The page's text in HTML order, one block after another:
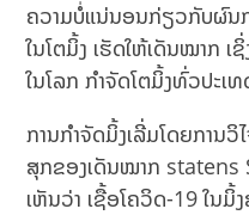
ຄວາມບໍ່ແນ່ນອນກ່ຽວກັບຜົນ
ໃນໂຕມິ້ງ ເຮັດໃຫ້ເດັນໝາກ
ໃນໂລກ ກຳຈັດໂຕມິ້ງທົ່ວປະເ
ການກຳຈັດມິ້ງເລີ່ມໂດຍການວິ
ສຸກຂອງເດັນໝາກ statens
ເຫັນວ່າ ເຊື້ອໂຄວິດ-19 ໃນ